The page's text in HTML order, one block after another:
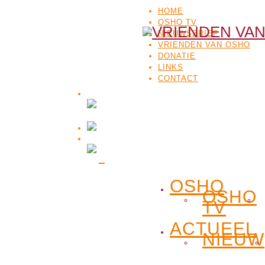
HOME
OSHO TV
NIEUWSBRIEF
VRIENDEN VAN OSHO
DONATIE
LINKS
CONTACT
OSHO
OSHO
TV
ACTUEEL
NIEUW